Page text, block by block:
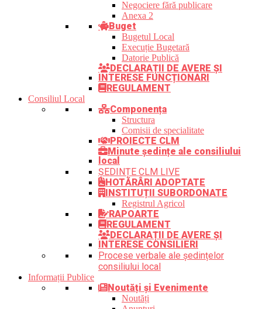
Negociere fără publicare
Anexa 2
Buget
Bugetul Local
Execuție Bugetară
Datorie Publică
DECLARAȚII DE AVERE ȘI
INTERESE FUNCȚIONARI
REGULAMENT
Consiliul Local
Componența
Structura
Comisii de specialitate
PROIECTE CLM
Minute ședințe ale consiliului
local
ȘEDINȚE CLM LIVE
HOTĂRÂRI ADOPTATE
INSTITUȚII SUBORDONATE
Registrul Agricol
RAPOARTE
REGULAMENT
DECLARAȚII DE AVERE ȘI
INTERESE CONSILIERI
Procese verbale ale ședințelor
consiliului local
Informații Publice
Noutăți și Evenimente
Noutăți